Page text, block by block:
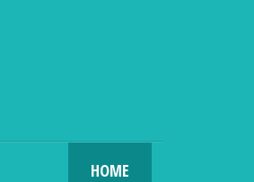
HOME